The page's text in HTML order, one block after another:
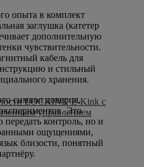
опыта в комплект
заглушка (катетер
дополнительную
чувствительности.
кабель для
и стильный
хранения.
символ доверия,
Это
передать контроль, но и
ощущениями,
близости, понятный